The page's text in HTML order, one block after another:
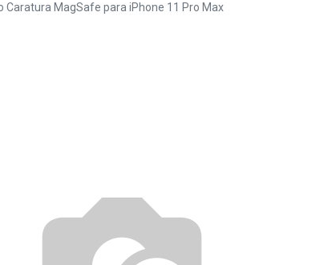
Caratura MagSafe para iPhone 11 Pro Max